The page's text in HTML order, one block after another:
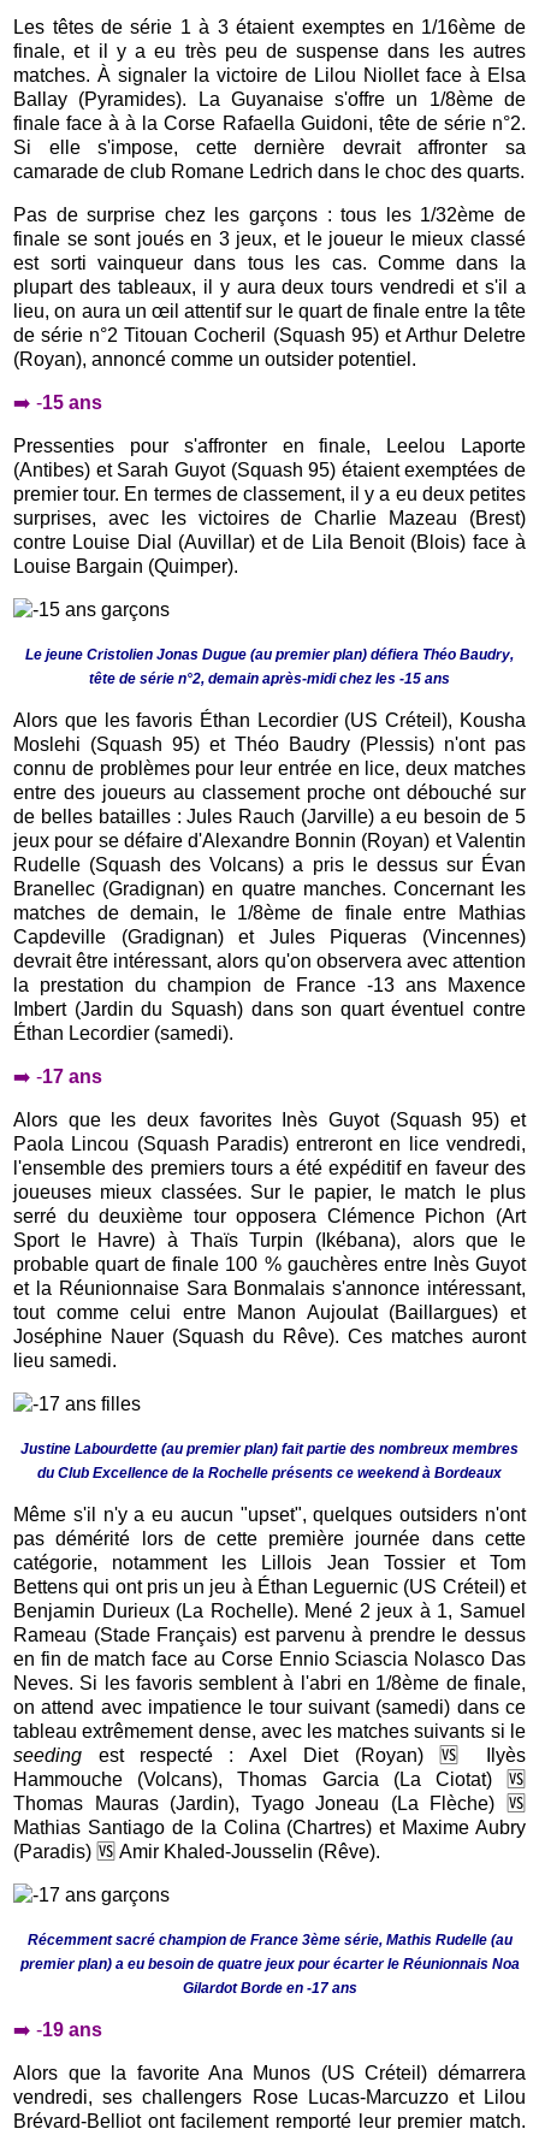
Les têtes de série 1 à 3 étaient exemptes en 1/16ème de
finale, et il y a eu très peu de suspense dans les autres
matches. À signaler la victoire de Lilou Niollet face à Elsa
Ballay (Pyramides). La Guyanaise s'offre un 1/8ème de
finale face à à la Corse Rafaella Guidoni, tête de série n°2.
Si elle s'impose, cette dernière devrait affronter sa
camarade de club Romane Ledrich dans le choc des quarts.
Pas de surprise chez les garçons : tous les 1/32ème de
finale se sont joués en 3 jeux, et le joueur le mieux classé
est sorti vainqueur dans tous les cas. Comme dans la
plupart des tableaux, il y aura deux tours vendredi et s'il a
lieu, on aura un œil attentif sur le quart de finale entre la tête
de série n°2 Titouan Cocheril (Squash 95) et Arthur Deletre
(Royan), annoncé comme un outsider potentiel.
➡️ -15 ans
Pressenties pour s'affronter en finale, Leelou Laporte
(Antibes) et Sarah Guyot (Squash 95) étaient exemptées de
premier tour. En termes de classement, il y a eu deux petites
surprises, avec les victoires de Charlie Mazeau (Brest)
contre Louise Dial (Auvillar) et de Lila Benoit (Blois) face à
Louise Bargain (Quimper).
Le jeune Cristolien Jonas Dugue (au premier plan) défiera Théo Baudry,
tête de série n°2, demain après-midi chez les -15 ans
Alors que les favoris Éthan Lecordier (US Créteil), Kousha
Moslehi (Squash 95) et Théo Baudry (Plessis) n'ont pas
connu de problèmes pour leur entrée en lice, deux matches
entre des joueurs au classement proche ont débouché sur
de belles batailles : Jules Rauch (Jarville) a eu besoin de 5
jeux pour se défaire d'Alexandre Bonnin (Royan) et Valentin
Rudelle (Squash des Volcans) a pris le dessus sur Évan
Branellec (Gradignan) en quatre manches. Concernant les
matches de demain, le 1/8ème de finale entre Mathias
Capdeville (Gradignan) et Jules Piqueras (Vincennes)
devrait être intéressant, alors qu'on observera avec attention
la prestation du champion de France -13 ans Maxence
Imbert (Jardin du Squash) dans son quart éventuel contre
Éthan Lecordier (samedi).
➡️ -17 ans
Alors que les deux favorites Inès Guyot (Squash 95) et
Paola Lincou (Squash Paradis) entreront en lice vendredi,
l'ensemble des premiers tours a été expéditif en faveur des
joueuses mieux classées. Sur le papier, le match le plus
serré du deuxième tour opposera Clémence Pichon (Art
Sport le Havre) à Thaïs Turpin (Ikébana), alors que le
probable quart de finale 100 % gauchères entre Inès Guyot
et la Réunionnaise Sara Bonmalais s'annonce intéressant,
tout comme celui entre Manon Aujoulat (Baillargues) et
Joséphine Nauer (Squash du Rêve). Ces matches auront
lieu samedi.
Justine Labourdette (au premier plan) fait partie des nombreux membres
du Club Excellence de la Rochelle présents ce weekend à Bordeaux
Même s'il n'y a eu aucun "upset", quelques outsiders n'ont
pas démérité lors de cette première journée dans cette
catégorie, notamment les Lillois Jean Tossier et Tom
Bettens qui ont pris un jeu à Éthan Leguernic (US Créteil) et
Benjamin Durieux (La Rochelle). Mené 2 jeux à 1, Samuel
Rameau (Stade Français) est parvenu à prendre le dessus
en fin de match face au Corse Ennio Sciascia Nolasco Das
Neves. Si les favoris semblent à l'abri en 1/8ème de finale,
on attend avec impatience le tour suivant (samedi) dans ce
tableau extrêmement dense, avec les matches suivants si le
seeding est respecté : Axel Diet (Royan) 🆚 Ilyès
Hammouche (Volcans), Thomas Garcia (La Ciotat) 🆚
Thomas Mauras (Jardin), Tyago Joneau (La Flèche) 🆚
Mathias Santiago de la Colina (Chartres) et Maxime Aubry
(Paradis) 🆚 Amir Khaled-Jousselin (Rêve).
Récemment sacré champion de France 3ème série, Mathis Rudelle (au
premier plan) a eu besoin de quatre jeux pour écarter le Réunionnais Noa
Gilardot Borde en -17 ans
➡️ -19 ans
Alors que la favorite Ana Munos (US Créteil) démarrera
vendredi, ses challengers Rose Lucas-Marcuzzo et Lilou
Brévard-Belliot ont facilement remporté leur premier match.